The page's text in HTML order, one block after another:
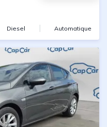
Diesel Automatique